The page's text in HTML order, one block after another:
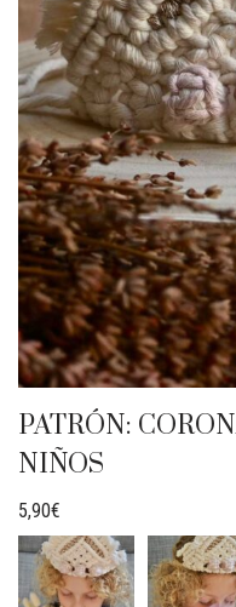
PATRÓN:
NIÑOS
5,90€